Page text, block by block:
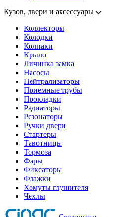
Кузов, двери и аксессуары
Коллекторы
Колодки
Колпаки
Крыло
Личинка замка
Насосы
Нейтрализаторы
Приемные трубы
Прокладки
Радиаторы
Резонаторы
Ручки двери
Стартеры
Тавотницы
Тормоза
Фары
Фиксаторы
Флажки
Хомуты глушителя
Чехлы